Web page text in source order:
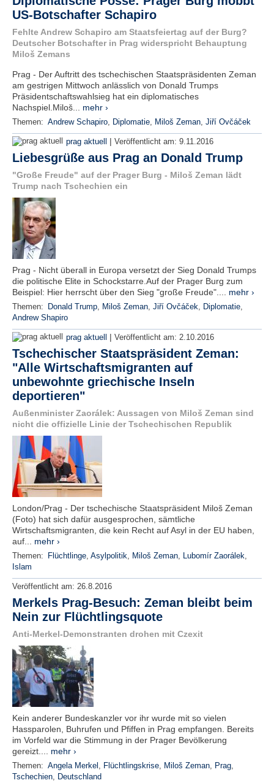
US-Botschafter Schapiro
Fehlte Andrew Schapiro am Staatsfeiertag auf der Burg?
Deutscher Botschafter in Prag widerspricht Behauptung
Miloš Zemans
Prag - Der Auftritt des tschechischen Staatspräsidenten Zeman
am gestrigen Mittwoch anlässlich von Donald Trumps
Präsidentschaftswahlsieg hat ein diplomatisches
Nachspiel.Miloš... mehr ›
Themen: Andrew Schapiro, Diplomatie, Miloš Zeman, Jiří Ovčáček
prag aktuell | Veröffentlicht am: 9.11.2016
Liebesgrüße aus Prag an Donald Trump
"Große Freude" auf der Prager Burg - Miloš Zeman lädt
Trump nach Tschechien ein
Prag - Nicht überall in Europa versetzt der Sieg Donald Trumps
die politische Elite in Schockstarre.Auf der Prager Burg zum
Beispiel: Hier herrscht über den Sieg "große Freude".... mehr ›
Themen: Donald Trump, Miloš Zeman, Jiří Ovčáček, Diplomatie,
Andrew Shapiro
prag aktuell | Veröffentlicht am: 2.10.2016
Tschechischer Staatspräsident Zeman:
"Alle Wirtschaftsmigranten auf
unbewohnte griechische Inseln
deportieren"
Außenminister Zaorálek: Aussagen von Miloš Zeman sind
nicht die offizielle Linie der Tschechischen Republik
London/Prag - Der tschechische Staatspräsident Miloš Zeman
(Foto) hat sich dafür ausgesprochen, sämtliche
Wirtschaftsmigranten, die kein Recht auf Asyl in der EU haben,
auf... mehr ›
Themen: Flüchtlinge, Asylpolitik, Miloš Zeman, Lubomír Zaorálek,
Islam
Veröffentlicht am: 26.8.2016
Merkels Prag-Besuch: Zeman bleibt beim
Nein zur Flüchtlingsquote
Anti-Merkel-Demonstranten drohen mit Czexit
Kein anderer Bundeskanzler vor ihr wurde mit so vielen
Hassparolen, Buhrufen und Pfiffen in Prag empfangen. Bereits
im Vorfeld war die Stimmung in der Prager Bevölkerung
gereizt.... mehr ›
Themen: Angela Merkel , Flüchtlingskrise, Miloš Zeman, Prag,
Tschechien, Deutschland